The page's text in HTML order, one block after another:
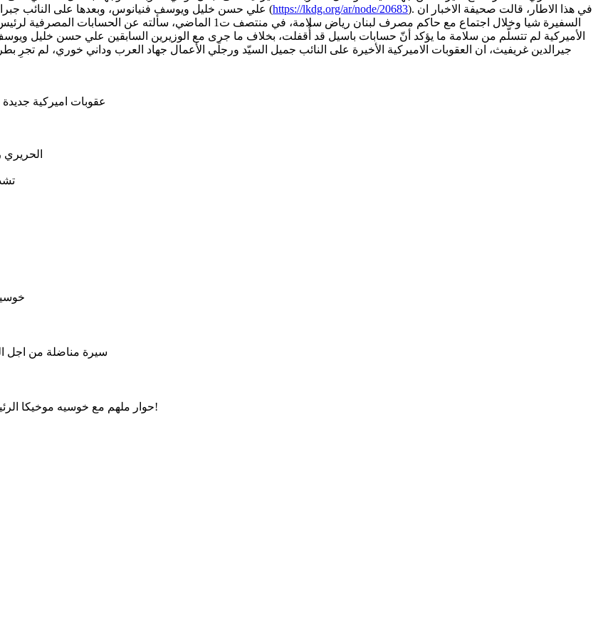
علي حسن خليل ويوسف فنيانوس، وبعدها على النائب جبران باسيل ومؤخرا على النائب جميل السيد، وايضا على اشخاص متهمين بالفساد (https://lkdg.org/ar/node/20683). في هذا الاطار، قالت صحيفة الاخبار ان
السفيرة شيا وخلال اجتماع مع حاكم مصرف لبنان رياض سلامة، في منتصف
الأميركية لم تتسلّم من سلامة ما يؤكد أنّ حسابات باسيل قد أُقفلت، بخلاف ما جرى مع الوزيرين السابقين علي حسن خليل ويوسف
جيرالدين غريفيث، ان العقوبات الاميركية الأخيرة على النائب جميل السيّد ورجلَي الأعمال جهاد العرب وداني خوري، لم تجرِ
عقوبات اميركية
سيرة مناضلة من اجل
حوار ملهم مع خوسيه موخيكا الرئيس الحالي للأوروغواي، حول العدالة الاجتماعية، الحكم الرشيد والتواضع!